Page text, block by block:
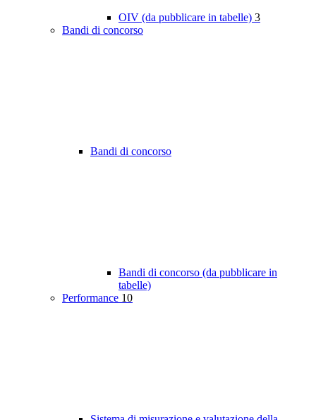
OIV (da pubblicare in tabelle) 3
Bandi di concorso
Bandi di concorso
Bandi di concorso (da pubblicare in
tabelle)
Performance 10